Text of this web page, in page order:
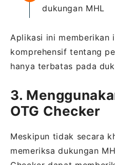
dukungan MHL
Aplikasi ini memberikan
komprehensif tentang
hanya terbatas pada
3.
OTG Checker
Meskipun tidak secara
memeriksa dukungan